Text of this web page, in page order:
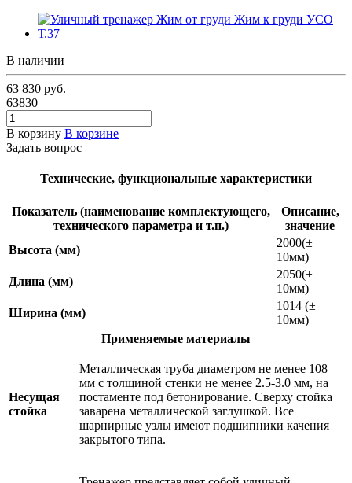
В наличии
63 830 руб.
63830
В корзину В корзине
Задать вопрос
Технические, функциональные характеристики
Показатель (наименование комплектующего,
технического параметра и т.п.)
Описание,
значение
Высота (мм)
2000(±
10мм)
Длина (мм)
2050(±
10мм)
Ширина (мм)
1014 (±
10мм)
Применяемые материалы
Несущая
стойка
Металлическая труба диаметром не менее 108
мм с толщиной стенки не менее 2.5-3.0 мм, на
постаменте под бетонирование. Сверху стойка
заварена металлической заглушкой. Все
шарнирные узлы имеют подшипники качения
закрытого типа.